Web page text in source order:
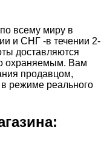
всему миру в
и СНГ -в течении 2-
доставляются
охраняемым. Вам
продавцом,
режиме реального